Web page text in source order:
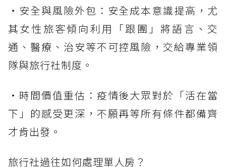
・安全與風險外包：安全成本意識提高，尤
其女性旅客傾向利用「跟團」將語言、交
通、醫療、治安等不可控風險，交給專業領
隊與旅行社制度。
・時間價值重估：疫情後大眾對於「活在當
下」的感受更深，不願再等所有條件都備齊
才肯出發。
旅行社過往如何處理單人房？